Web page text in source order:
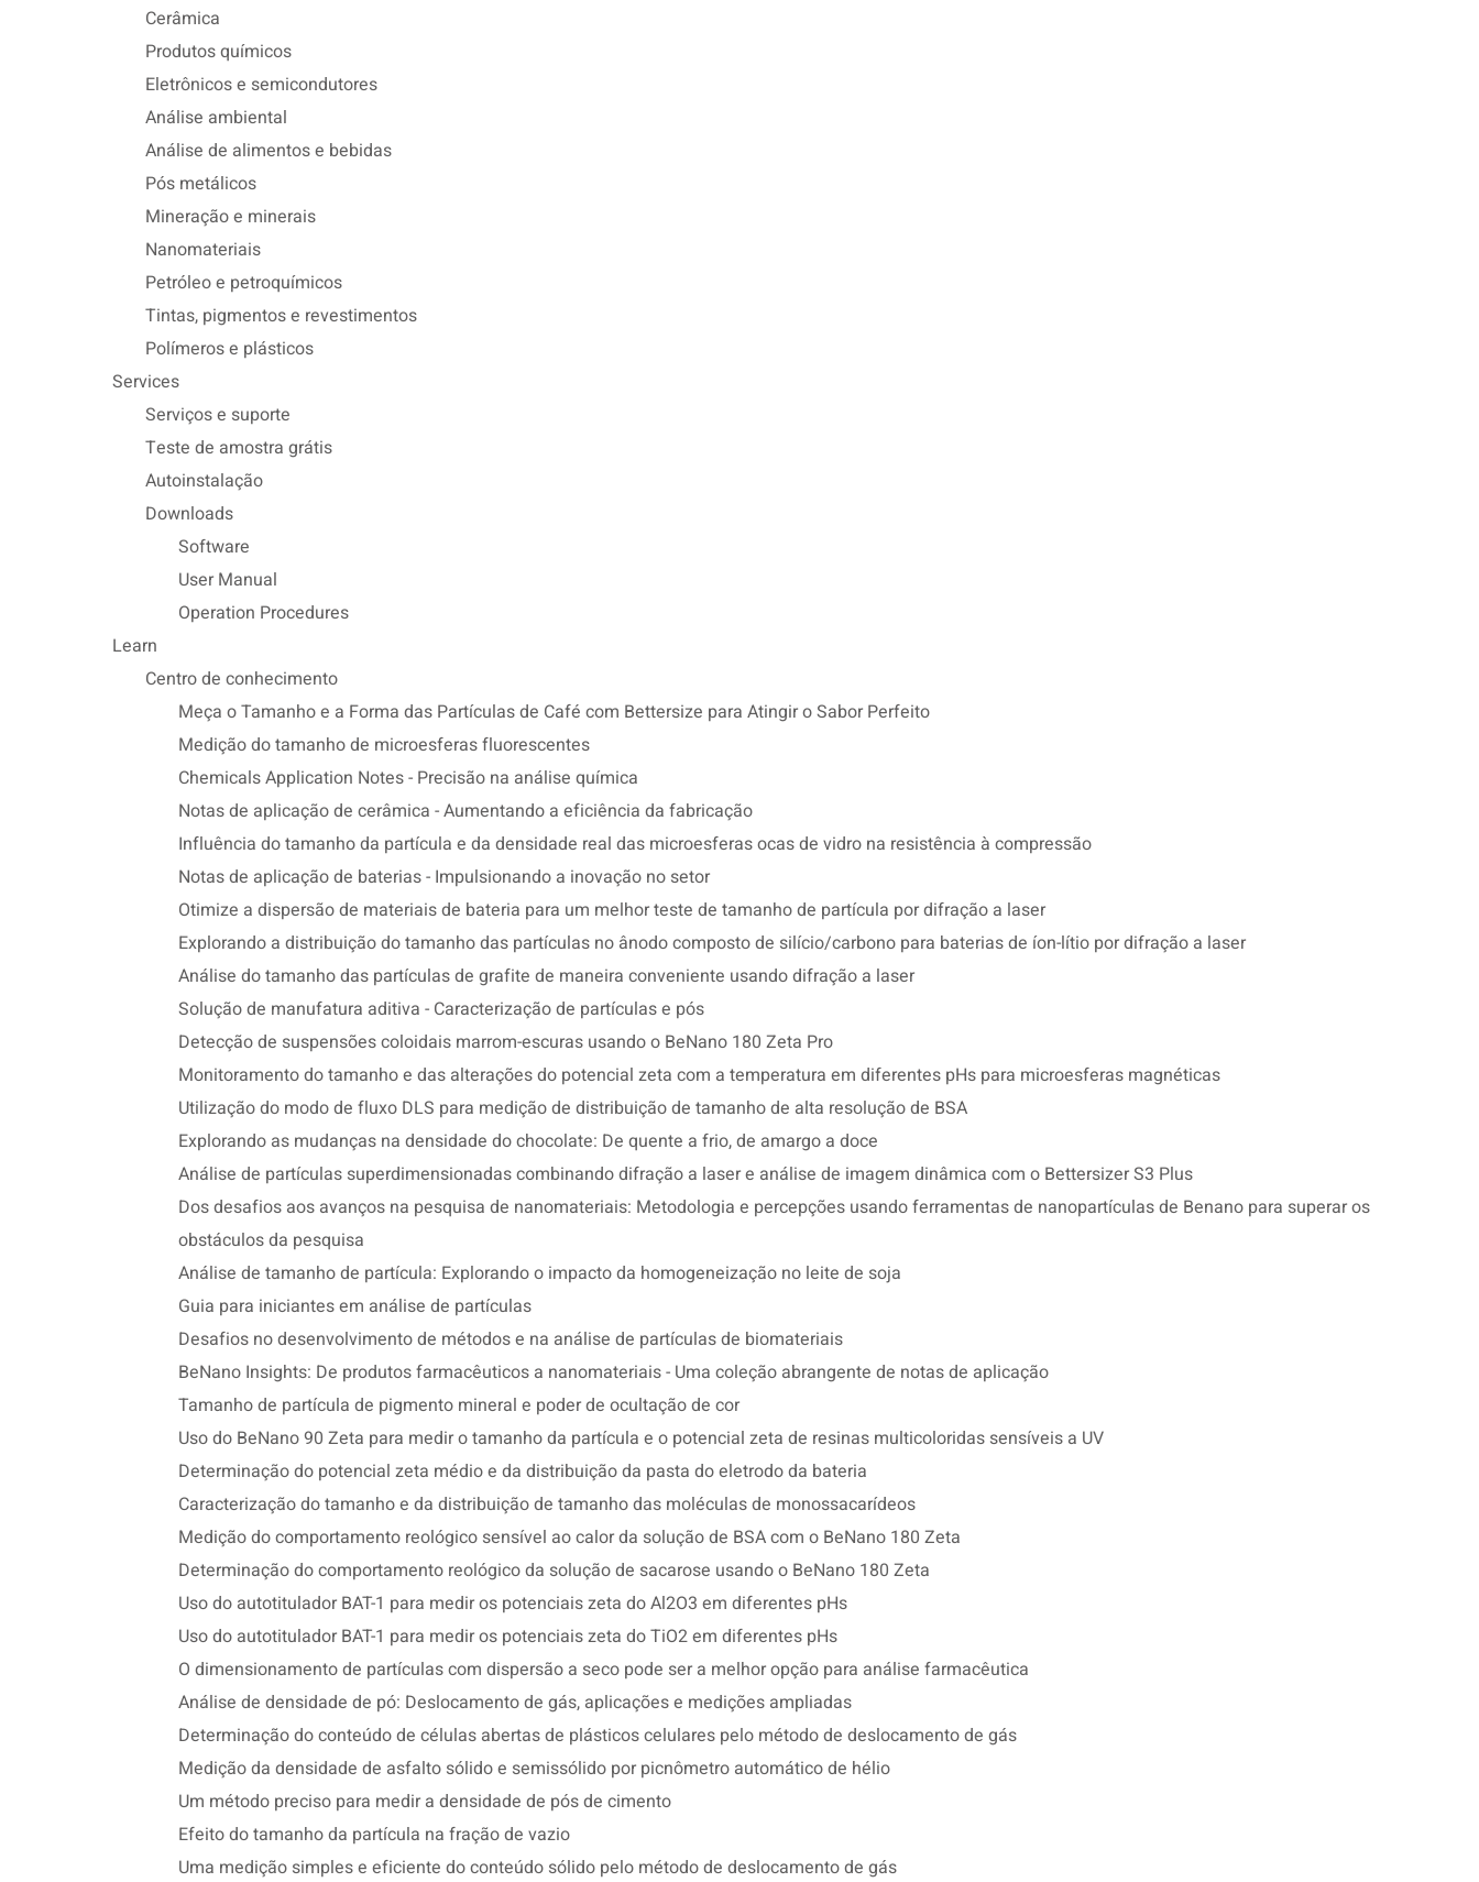
Cerâmica
Produtos químicos
Eletrônicos e semicondutores
Análise ambiental
Análise de alimentos e bebidas
Pós metálicos
Mineração e minerais
Nanomateriais
Petróleo e petroquímicos
Tintas, pigmentos e revestimentos
Polímeros e plásticos
Services
Serviços e suporte
Teste de amostra grátis
Autoinstalação
Downloads
Software
User Manual
Operation Procedures
Learn
Centro de conhecimento
Meça o Tamanho e a Forma das Partículas de Café com Bettersize para Atingir o Sabor Perfeito
Medição do tamanho de microesferas fluorescentes
Chemicals Application Notes - Precisão na análise química
Notas de aplicação de cerâmica - Aumentando a eficiência da fabricação
Influência do tamanho da partícula e da densidade real das microesferas ocas de vidro na resistência à compressão
Notas de aplicação de baterias - Impulsionando a inovação no setor
Otimize a dispersão de materiais de bateria para um melhor teste de tamanho de partícula por difração a laser
Explorando a distribuição do tamanho das partículas no ânodo composto de silício/carbono para baterias de íon-lítio por difração a laser
Análise do tamanho das partículas de grafite de maneira conveniente usando difração a laser
Solução de manufatura aditiva - Caracterização de partículas e pós
Detecção de suspensões coloidais marrom-escuras usando o BeNano 180 Zeta Pro
Monitoramento do tamanho e das alterações do potencial zeta com a temperatura em diferentes pHs para microesferas magnéticas
Utilização do modo de fluxo DLS para medição de distribuição de tamanho de alta resolução de BSA
Explorando as mudanças na densidade do chocolate: De quente a frio, de amargo a doce
Análise de partículas superdimensionadas combinando difração a laser e análise de imagem dinâmica com o Bettersizer S3 Plus
Dos desafios aos avanços na pesquisa de nanomateriais: Metodologia e percepções usando ferramentas de nanopartículas de Benano para superar os
obstáculos da pesquisa
Análise de tamanho de partícula: Explorando o impacto da homogeneização no leite de soja
Guia para iniciantes em análise de partículas
Desafios no desenvolvimento de métodos e na análise de partículas de biomateriais
BeNano Insights: De produtos farmacêuticos a nanomateriais - Uma coleção abrangente de notas de aplicação
Tamanho de partícula de pigmento mineral e poder de ocultação de cor
Uso do BeNano 90 Zeta para medir o tamanho da partícula e o potencial zeta de resinas multicoloridas sensíveis a UV
Determinação do potencial zeta médio e da distribuição da pasta do eletrodo da bateria
Caracterização do tamanho e da distribuição de tamanho das moléculas de monossacarídeos
Medição do comportamento reológico sensível ao calor da solução de BSA com o BeNano 180 Zeta
Determinação do comportamento reológico da solução de sacarose usando o BeNano 180 Zeta
Uso do autotitulador BAT-1 para medir os potenciais zeta do Al2O3 em diferentes pHs
Uso do autotitulador BAT-1 para medir os potenciais zeta do TiO2 em diferentes pHs
O dimensionamento de partículas com dispersão a seco pode ser a melhor opção para análise farmacêutica
Análise de densidade de pó: Deslocamento de gás, aplicações e medições ampliadas
Determinação do conteúdo de células abertas de plásticos celulares pelo método de deslocamento de gás
Medição da densidade de asfalto sólido e semissólido por picnômetro automático de hélio
Um método preciso para medir a densidade de pós de cimento
Efeito do tamanho da partícula na fração de vazio
Uma medição simples e eficiente do conteúdo sólido pelo método de deslocamento de gás